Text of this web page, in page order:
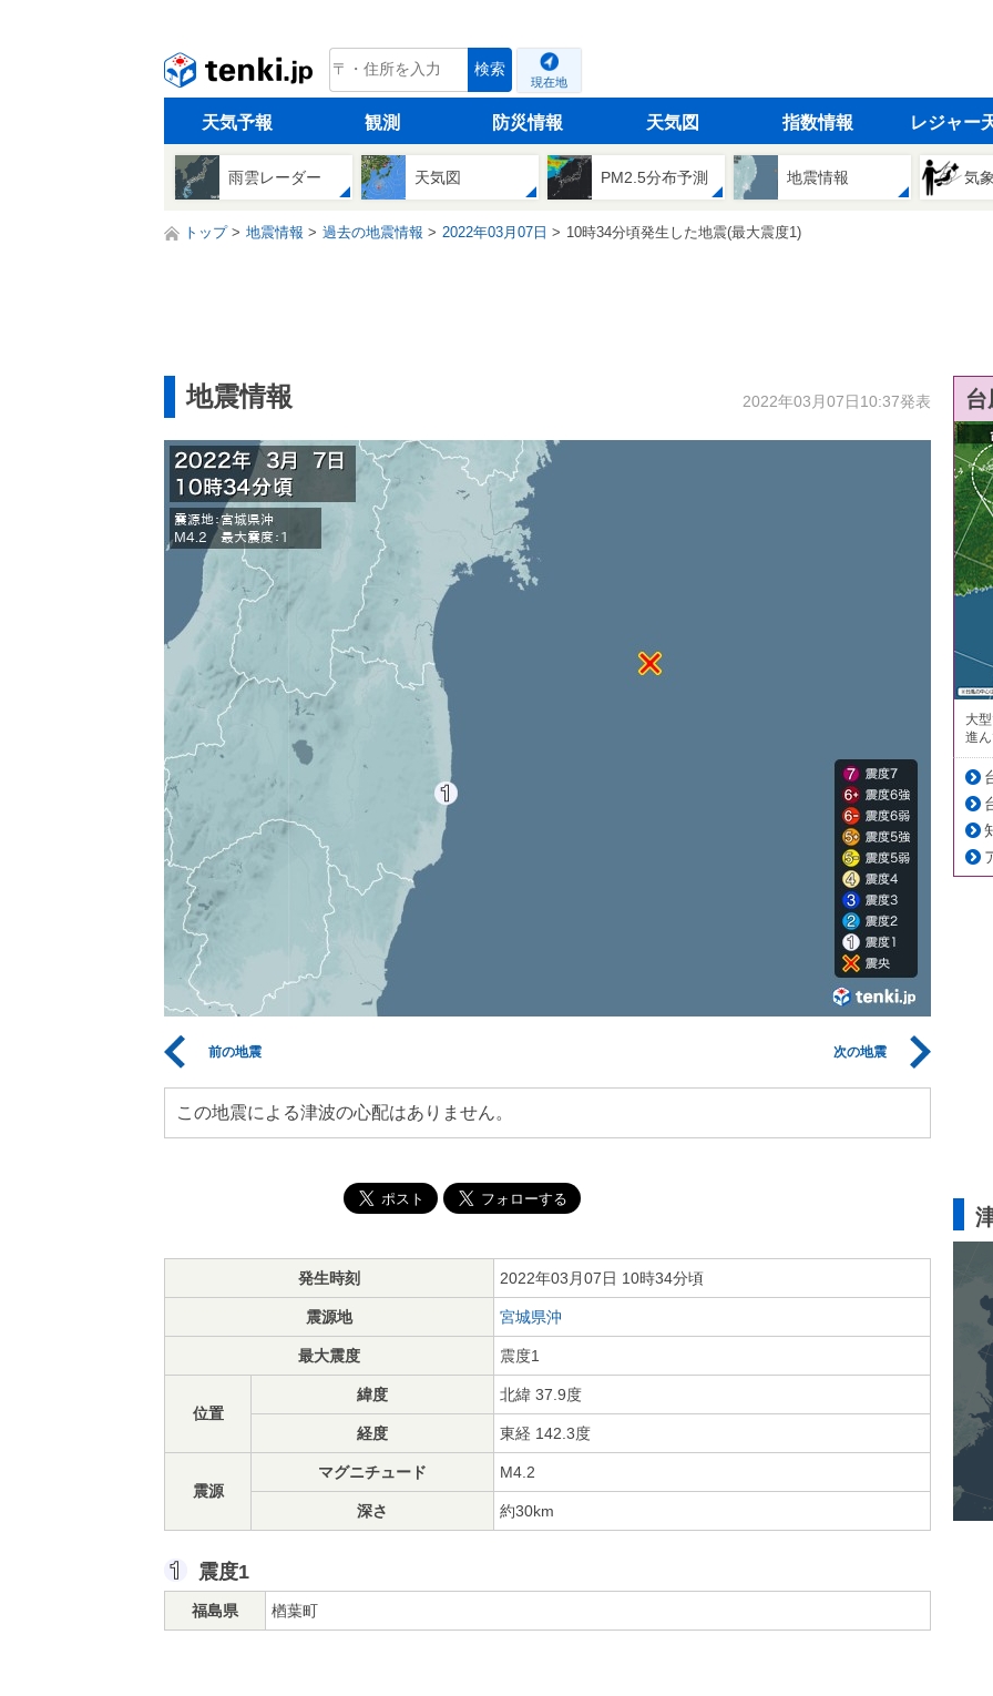
tenki.jp 検索
現在地
天気予報 観測 防災情報 天気図 指数情報 レジャー
雨雲レーダー 天気図 PM2.5分布予測 地震情報 気
トップ 地震情報 過去の地震情報 2022年03月07日 10時34分頃発生した地震(最大震度1)
地震情報 2022年03月07日10:37発表
前の地震 次の地震
この地震による津波の心配はありません。
発生時刻 2022年03月07日 10時34分頃
震源地 宮城県沖
最大震度 震度1
位置
緯度 北緯 37.9度
経度 東経 142.3度
震源
マグニチュード M4.2
深さ 約30km
震度1
福島県 楢葉町
大
進